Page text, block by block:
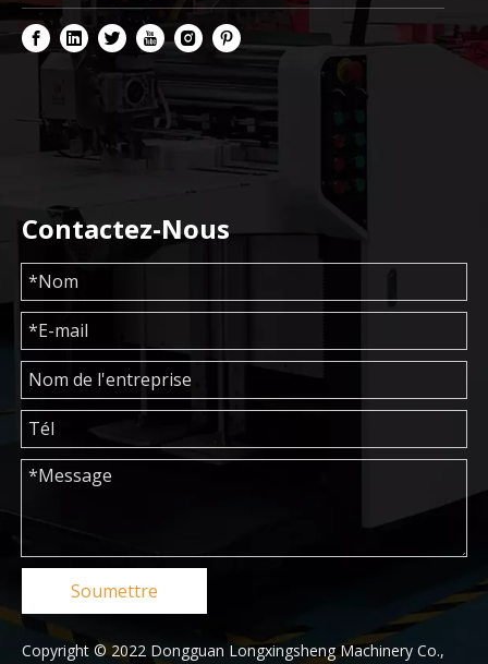
Contactez-Nous
Soumettre
Copyright © 2022 Dongguan Longxingsheng Machinery Co.,